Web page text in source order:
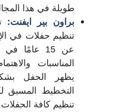
طويلة في هذا
براون بير ايفنت:
تنظيم حفلات في
عن 15
المناسبات
يظهر الحفل
التخطيط المسبق
تنظيم كافة الحفلات